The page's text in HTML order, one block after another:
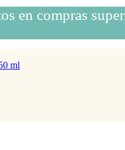
en compras
ml